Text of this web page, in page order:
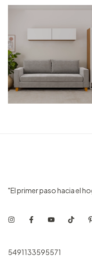
"El primer paso hacia el
5491133595571